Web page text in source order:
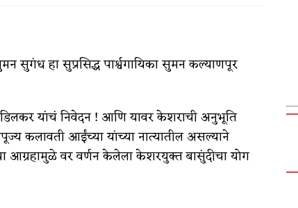
सुगंध हा सुप्रसिद्ध पार्श्वगायिका सुमन कल्याणपूर
यांचं निवेदन ! आणि यावर केशराची अनुभूति
कलावती आईंच्या यांच्या नात्यातील असल्याने
वर वर्णन केलेला केशरयुक्त बासुंदीचा योग